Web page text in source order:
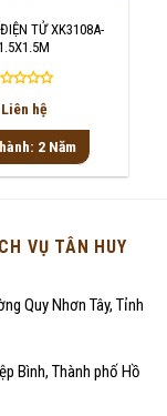
TỬ XK3108A-
Liên hệ
2 Năm
VỤ TÂN HUY
Quy Nhơn Tây, Tỉnh
Bình, Thành phố Hồ